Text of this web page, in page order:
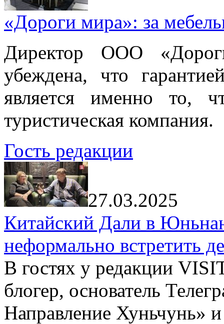
«Дороги мира»: за
Директор ООО
убеждена, что
является именно то,
туристическая компания.
Гость редакции
27.03.2025
Китайский Дали в
неформально встретить
В гостях у редакции
блогер, основатель
Направление Хуньчунь»